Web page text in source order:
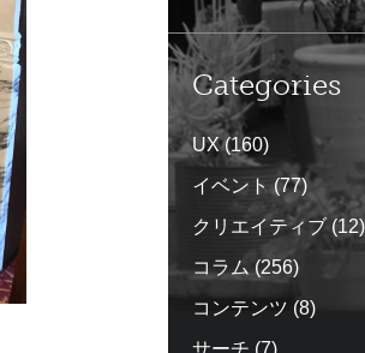
Categories
UX(160)
イベント(77)
クリエイティブ(12)
コラム (256)
コンテンツ (8)
サーチ (7)